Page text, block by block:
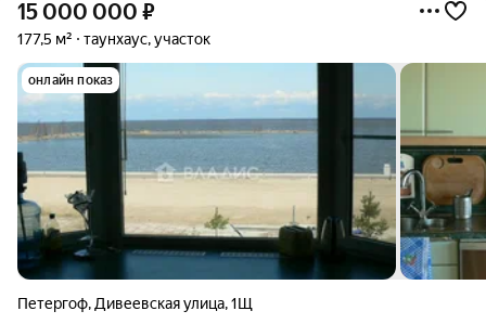
15 000 000 ₽
177,5 м² таунхаус, участок
онлайн показ
Петергоф, Дивеевская улица,1Щ